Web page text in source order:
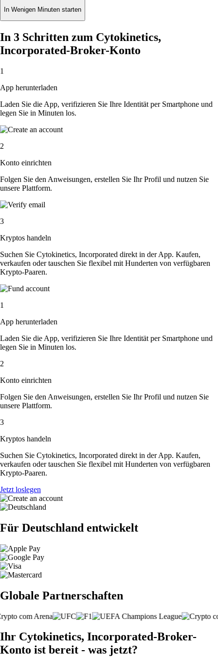
In Wenigen Minuten starten
In 3 Schritten zum Cytokinetics,
Incorporated-Broker-Konto
1
App herunterladen
Laden Sie die App, verifizieren Sie Ihre Identität per Smartphone und
legen Sie in Minuten los.
2
Konto einrichten
Folgen Sie den Anweisungen, erstellen Sie Ihr Profil und nutzen Sie
unsere Plattform.
3
Kryptos handeln
Suchen Sie Cytokinetics, Incorporated direkt in der App. Kaufen,
verkaufen oder tauschen Sie flexibel mit Hunderten von verfügbaren
Krypto-Paaren.
1
App herunterladen
Laden Sie die App, verifizieren Sie Ihre Identität per Smartphone und
legen Sie in Minuten los.
2
Konto einrichten
Folgen Sie den Anweisungen, erstellen Sie Ihr Profil und nutzen Sie
unsere Plattform.
3
Kryptos handeln
Suchen Sie Cytokinetics, Incorporated direkt in der App. Kaufen,
verkaufen oder tauschen Sie flexibel mit Hunderten von verfügbaren
Krypto-Paaren.
Jetzt loslegen
Für Deutschland entwickelt
Globale Partnerschaften
Ihr Cytokinetics, Incorporated-Broker-
Konto ist bereit - was jetzt?